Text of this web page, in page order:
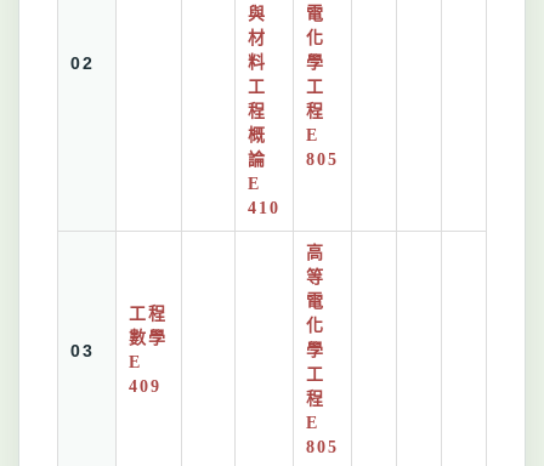
02
與
材
料
工
程
概
論
E
410
電
化
學
工
程
E
805
03
工程
數學
E
409
高
等
電
化
學
工
程
E
805